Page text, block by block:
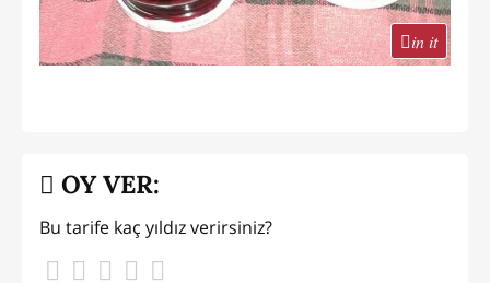
in it
OY VER:
Bu tarife kaç yıldız verirsiniz?